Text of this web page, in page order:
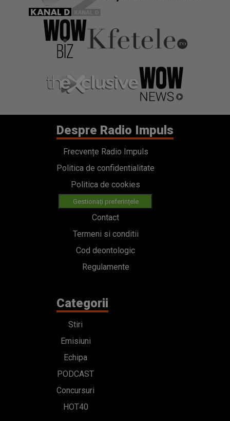
Despre Radio Impuls
Frecvențe Radio Impuls
Politica de confidentialitate
Politica de cookies
Gestionați preferințele
Contact
Termeni si conditii
Cod deontologic
Regulamente
Categorii
Stiri
Emisiuni
Echipa
PODCAST
Concursuri
HOT40